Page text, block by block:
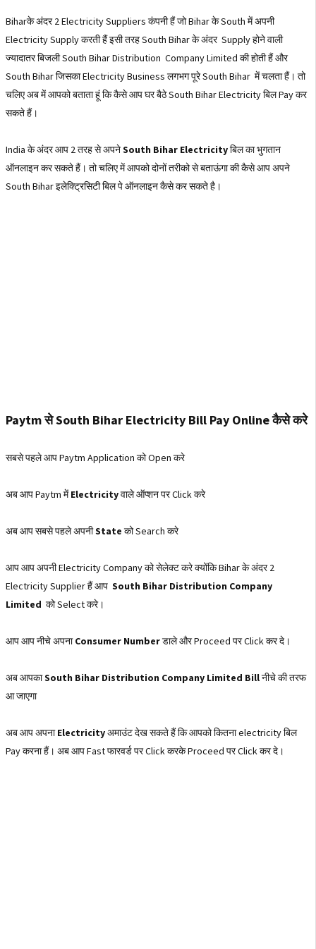
Biharके अंदर 2 Electricity Suppliers कंपनी हैं जो Bihar के South में अपनी
Electricity Supply करती हैं इसी तरह South Bihar के अंदर Supply होने वाली
ज्यादातर बिजली South Bihar Distribution Company Limited की होती हैं और
South Bihar जिसका Electricity Business लगभग पूरे South Bihar में चलता हैं। तो
चलिए अब में आपको बताता हूं कि कैसे आप घर बैठे South Bihar Electricity बिल Pay कर
सकते हैं।
India के अंदर आप 2 तरह से अपनेSouth Bihar Electricityबिल का भुगतान
ऑनलाइन कर सकते हैं। तो चलिए में आपको दोनों तरीको से बताऊंगा की कैसे आप अपने
South Bihar इलेक्ट्रिसिटी बिल पे ऑनलाइन कैसे कर सकते है।
Paytm से South Bihar Electricity Bill Pay Online कैसे करे
सबसे पहले आप Paytm Application को Open करे
अब आप Paytm मेंElectricityवाले ऑप्शन पर Click करे
अब आप सबसे पहले अपनीState को Search करे
आप आप अपनी Electricity Company को सेलेक्ट करे क्योंकि Bihar के अंदर 2
Electricity Supplier हैं आप South Bihar Distribution Company
Limited को Select करे।
आप आप नीचे अपनाConsumer Numberडाले और Proceed पर Click कर दे।
अब आपकाSouth Bihar Distribution Company Limited Billनीचे की तरफ
आ जाएगा
अब आप अपनाElectricityअमाउंट देख सकते हैं कि आपको कितना electricity बिल
Pay करना हैं। अब आप Fast फारवर्ड पर Click करके Proceed पर Click कर दे।